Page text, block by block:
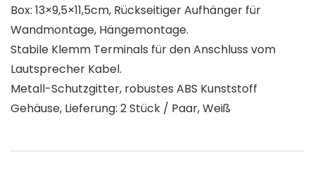
Box: 13×9,5×11,5cm, Rückseitiger Aufhänger für
Wandmontage, Hängemontage.
Stabile Klemm Terminals für den Anschluss vom
Lautsprecher Kabel.
Metall-Schutzgitter, robustes ABS Kunststoff
Gehäuse, Lieferung: 2 Stück / Paar, Weiß